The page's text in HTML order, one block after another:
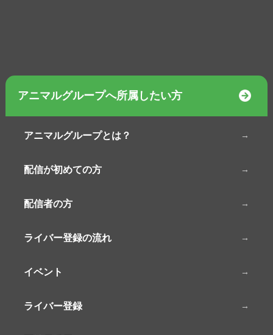
アニマルグループへ所属したい方
アニマルグループとは？
配信が初めての方
配信者の方
ライバー登録の流れ
イベント
ライバー登録